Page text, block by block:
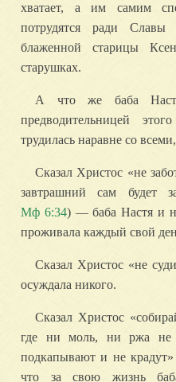
хватает, а им самим
потрудятся ради
блаженной старицы
старушках.
А что же баба
предводительницей
трудилась наравне со
Сказал Христос «не
завтрашний сам будет
Мф 6:34) — баба Настя и
проживала каждый свой
Сказал Христос «не
осуждала никого.
Сказал Христос
где ни моль, ни ржа не
подкапывают и не
что за свою жизнь